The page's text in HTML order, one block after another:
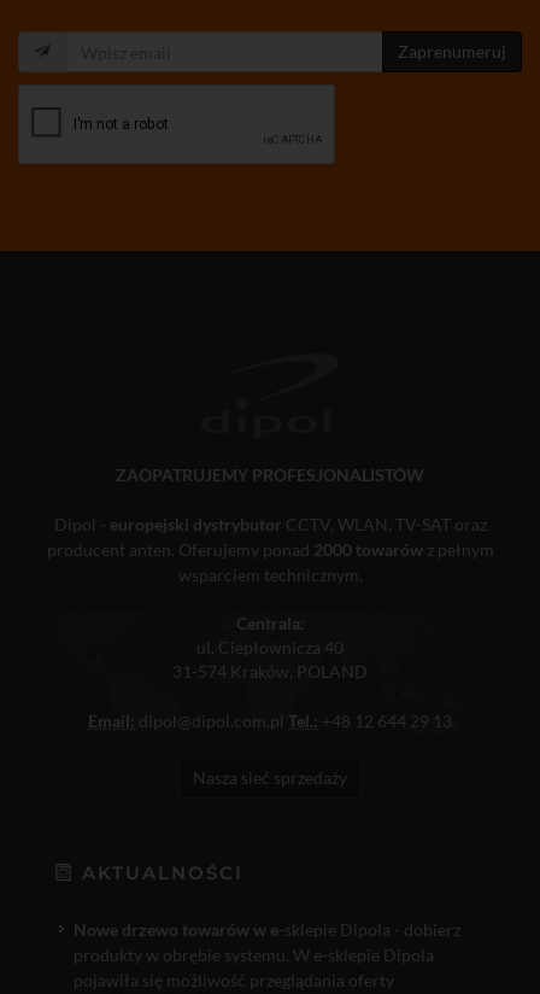
Zaprenumeruj
ZAOPATRUJEMY PROFESJONALISTÓW
Dipol - europejski dystrybutor CCTV, WLAN, TV-SAT oraz
producent anten. Oferujemy ponad 2000 towarówz pełnym
wsparciem technicznym.
Centrala:
ul. Ciepłownicza 40
31-574 Kraków, POLAND
Email: dipol@dipol.com.pl Tel.: +48 12 644 29 13
Nasza sieć sprzedaży
AKTUALNOŚCI
Nowe drzewo towarów w e-sklepie Dipola - dobierz
produkty w obrębie systemu. W e-sklepie Dipola
pojawiła się możliwość przeglądania oferty